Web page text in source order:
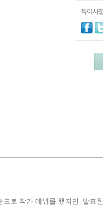
특이사
으로 작가 데뷔를 했지만, 발